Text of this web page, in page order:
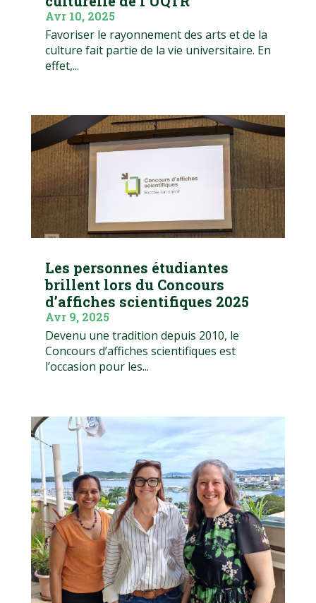
Avr 10, 2025
Favoriser le rayonnement des arts et de la
culture fait partie de la vie universitaire. En
effet,...
Les personnes étudiantes
brillent lors du Concours
d’affiches scientifiques 2025
Avr 9, 2025
Devenu une tradition depuis 2010, le
Concours d’affiches scientifiques est
l’occasion pour les...